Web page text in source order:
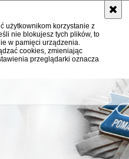
użytkownikom korzystanie z
nie blokujesz tych plików, to
w pamięci urządzenia.
cookies, zmieniając
przeglądarki oznacza